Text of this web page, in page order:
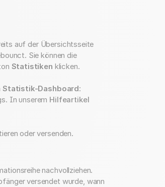
auf der Übersichtsseite
Sie können die
Statistiken klicken.
Statistik-Dashboard :
In unserem Hilfeartikel
oder versenden.
nachvollziehen.
versendet wurde, wann